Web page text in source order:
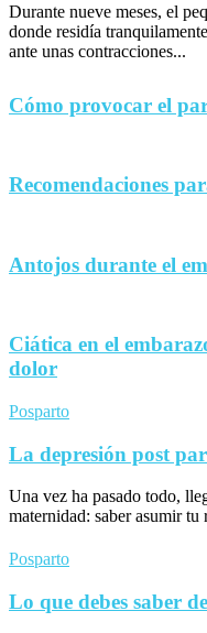
Durante nueve meses, el
donde residía
ante unas contracciones...
Cómo provocar el
Recomendaciones
Antojos durante el
Ciática en el
dolor
Posparto
La depresión post
Una vez ha pasado todo,
maternidad: saber asumir tu
Posparto
Lo que debes saber